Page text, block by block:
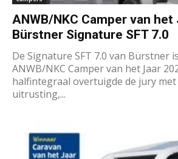
ANWB/NKC Camper van het
Bürstner Signature SFT 7.0
De Signature SFT 7.0 van Bürstner
ANWB/NKC Camper van het Jaar
halfintegraal overtuigde de jury
uitrusting,...